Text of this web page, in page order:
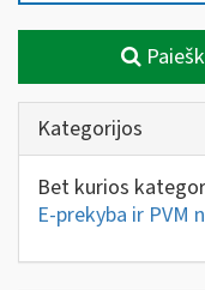
Kategorijos
Bet kurios
E-prekyba ir PVM